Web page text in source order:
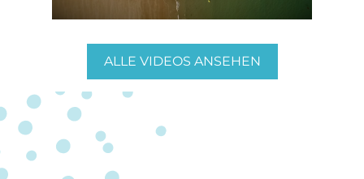
ALLE VIDEOS ANSEHEN